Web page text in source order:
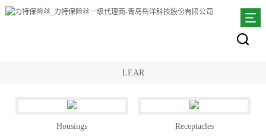
LEAR
Housings Receptacles